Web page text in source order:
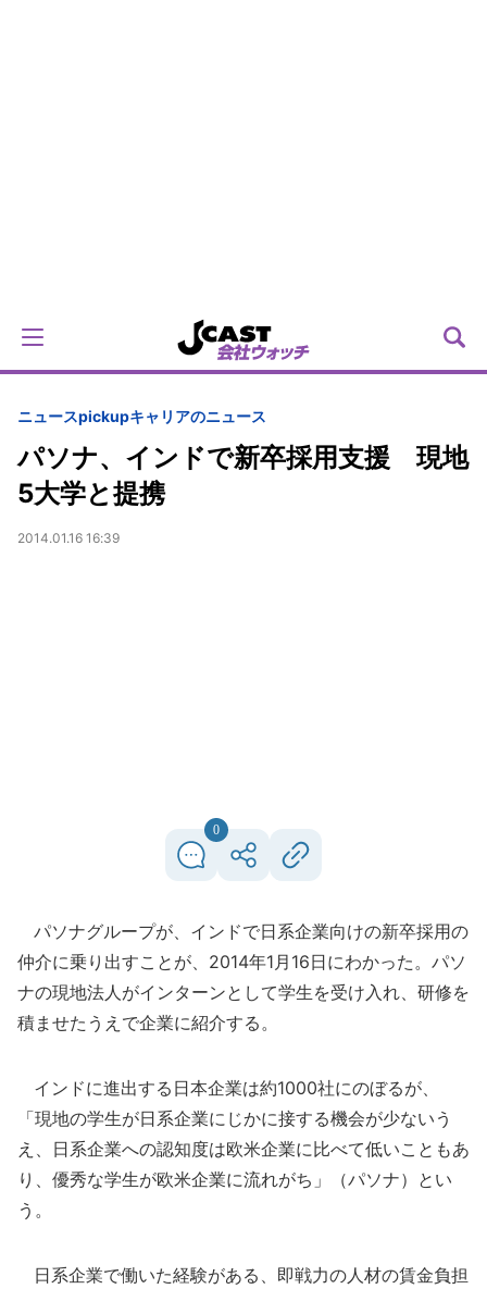
ニュースpickupキャリアのニュース
パソナ、インドで新卒採用支援 現地
5大学と提携
2014.01.16 16:39
0
パソナグループが、インドで日系企業向けの新卒採用の
仲介に乗り出すことが、2014年1月16日にわかった。パソ
ナの現地法人がインターンとして学生を受け入れ、研修を
積ませたうえで企業に紹介する。
インドに進出する日本企業は約1000社にのぼるが、
「現地の学生が日系企業にじかに接する機会が少ないう
え、日系企業への認知度は欧米企業に比べて低いこともあ
り、優秀な学生が欧米企業に流れがち」（パソナ）とい
う。
日系企業で働いた経験がある、即戦力の人材の賃金負担